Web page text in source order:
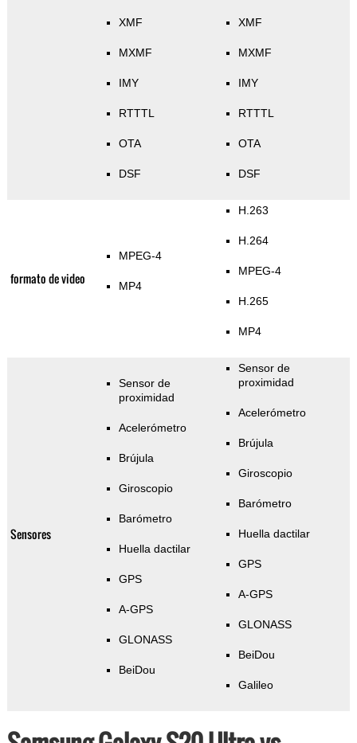
XMF
MXMF
IMY
RTTTL
OTA
DSF
XMF
MXMF
IMY
RTTTL
OTA
DSF
formato de video
MPEG-4
MP4
H.263
H.264
MPEG-4
H.265
MP4
Sensores
Sensor de
proximidad
Acelerómetro
Brújula
Giroscopio
Barómetro
Huella dactilar
GPS
A-GPS
GLONASS
BeiDou
Sensor de
proximidad
Acelerómetro
Brújula
Giroscopio
Barómetro
Huella dactilar
GPS
A-GPS
GLONASS
BeiDou
Galileo